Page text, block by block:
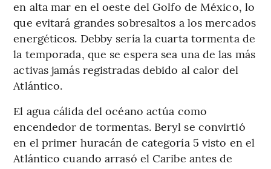
en alta mar en el oeste del Golfo de México, lo
que evitará grandes sobresaltos a los mercados
energéticos. Debby sería la cuarta tormenta de
la temporada, que se espera sea una de las más
activas jamás registradas debido al calor del
Atlántico.
El agua cálida del océano actúa como
encendedor de tormentas. Beryl se convirtió
en el primer huracán de categoría 5 visto en el
Atlántico cuando arrasó el Caribe antes de